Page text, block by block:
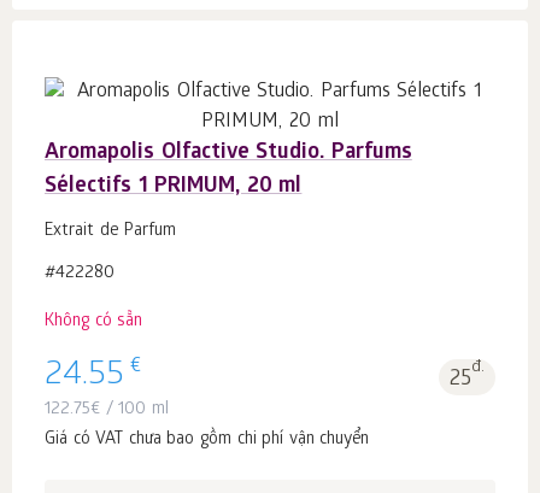
Aromapolis Olfactive Studio. Parfums
Sélectifs 1 PRIMUM, 20 ml
Extrait de Parfum
#422280
Không có sẵn
24.55 € 25đ.
122.75€ / 100 ml
Giá có VAT chưa bao gồm chi phí vận chuyển